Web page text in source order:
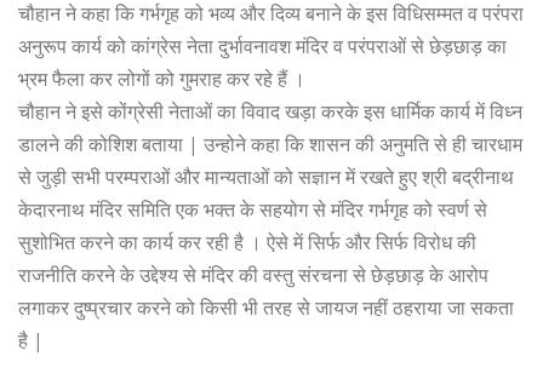
चौहान ने कहा कि गर्भगृह को भव्य और दिव्य बनाने के इस विधिसम्मत व परंपरा
अनुरूप कार्य को कांग्रेस नेता दुर्भावनावश मंदिर व परंपराओं से छेड़छाड़ का
भ्रम फैला कर लोगों को गुमराह कर रहे हैं ।
चौहान ने इसे कोंग्रेसी नेताओं का विवाद खड़ा करके इस धार्मिक कार्य में विध्न
डालने की कोशिश बताया | उन्होने कहा कि शासन की अनुमति से ही चारधाम
से जुड़ी सभी परम्पराओं और मान्यताओं को सज्ञान में रखते हुए श्री बद्रीनाथ
केदारनाथ मंदिर समिति एक भक्त के सहयोग से मंदिर गर्भगृह को स्वर्ण से
सुशोभित करने का कार्य कर रही है । ऐसे में सिर्फ और सिर्फ विरोध की
राजनीति करने के उद्देश्य से मंदिर की वस्तु संरचना से छेड़छाड़ के आरोप
लगाकर दुष्प्रचार करने को किसी भी तरह से जायज नहीं ठहराया जा सकता
है |